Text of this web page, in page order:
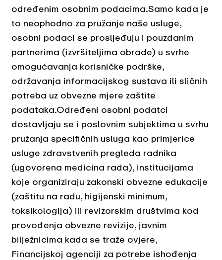
određenim osobnim podacima.Samo kada je
to neophodno za pružanje naše usluge,
osobni podaci se prosljeđuju i pouzdanim
partnerima (izvršiteljima obrade) u svrhe
omogućavanja korisničke podrške,
održavanja informacijskog sustava ili sličnih
potreba uz obvezne mjere zaštite
podataka.Određeni osobni podatci
dostavljaju se i poslovnim subjektima u svrhu
pružanja specifičnih usluga kao primjerice
usluge zdravstvenih pregleda radnika
(ugovorena medicina rada), institucijama
koje organiziraju zakonski obvezne edukacije
(zaštitu na radu, higijenski minimum,
toksikologija) ili revizorskim društvima kod
provođenja obvezne revizije, javnim
bilježnicima kada se traže ovjere,
Financijskoj agenciji za potrebe ishođenja